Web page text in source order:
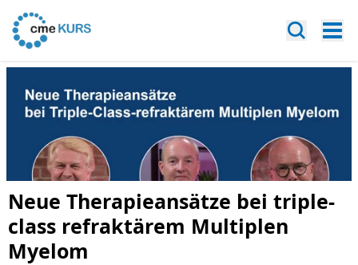
Neue Therapieansätze bei triple-
class refraktärem Multiplen
Myelom